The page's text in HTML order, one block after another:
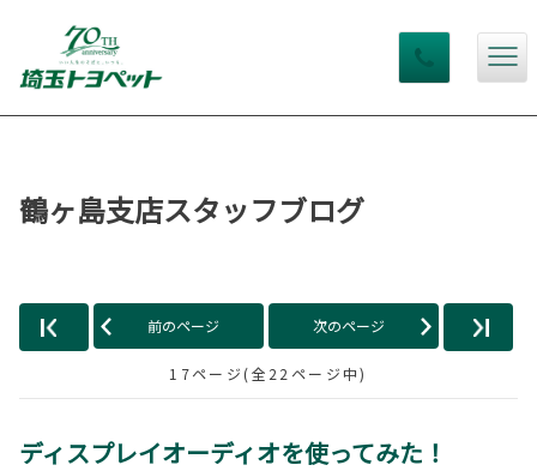
鶴ヶ島支店スタッフブログ
前のページ 次のページ
17ページ(全22ページ中)
ディスプレイオーディオを使ってみた！